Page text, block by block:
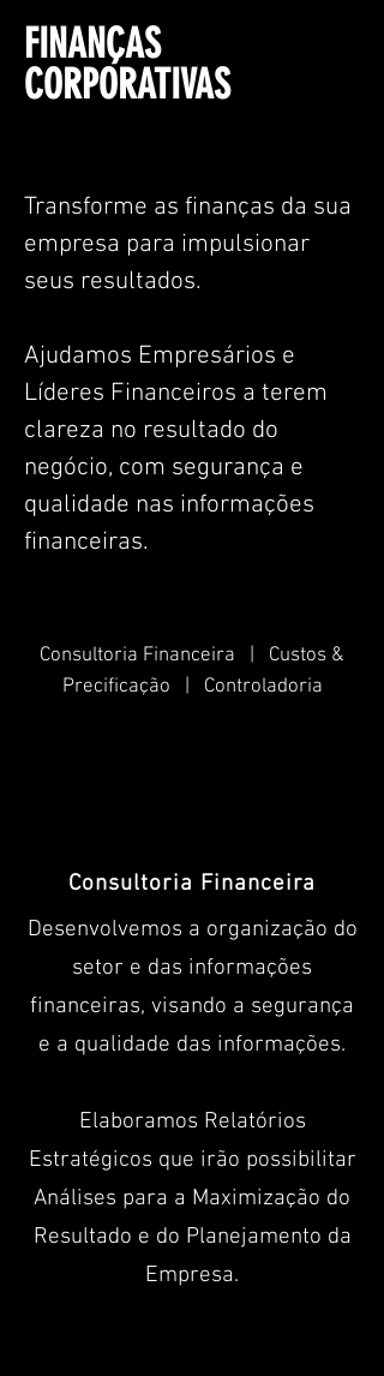
FINANÇAS
CORPORATIVAS
Transforme as finanças da sua
empresa para impulsionar
seus resultados.
Ajudamos Empresários e
Líderes Financeiros a terem
clareza no resultado do
negócio, com segurança e
qualidade nas informações
financeiras.
Consultoria Financeira | Custos &
Precificação | Controladoria
Consultoria Financeira
Desenvolvemos a organização do
setor e das informações
financeiras, visando a segurança
e a qualidade das informações.
Elaboramos Relatórios
Estratégicos que irão possibilitar
Análises para a Maximização do
Resultado e do Planejamento da
Empresa.